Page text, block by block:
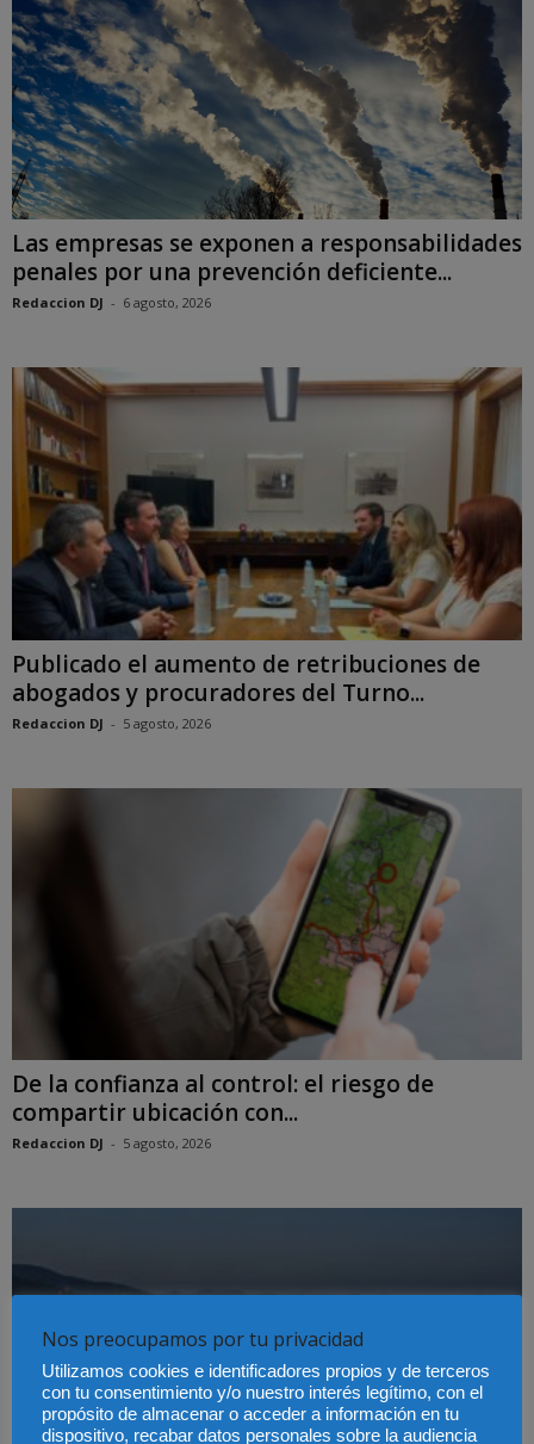
Las empresas se exponen a responsabilidades
penales por una prevención deficiente...
Redaccion DJ - 6 agosto, 2026
Publicado el aumento de retribuciones de
abogados y procuradores del Turno...
Redaccion DJ - 5 agosto, 2026
De la confianza al control: el riesgo de
compartir ubicación con...
Redaccion DJ - 5 agosto, 2026
Nos preocupamos por tu privacidad
Utilizamos cookies e identificadores propios y de terceros
con tu consentimiento y/o nuestro interés legítimo, con el
propósito de almacenar o acceder a información en tu
dispositivo, recabar datos personales sobre la audiencia